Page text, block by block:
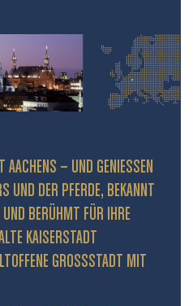
– UND GENIESSEN S
DER PFERDE, BEKANNT D
BERÜHMT FÜR IHRE PR
PR
GROSSSTADT MIT HIS